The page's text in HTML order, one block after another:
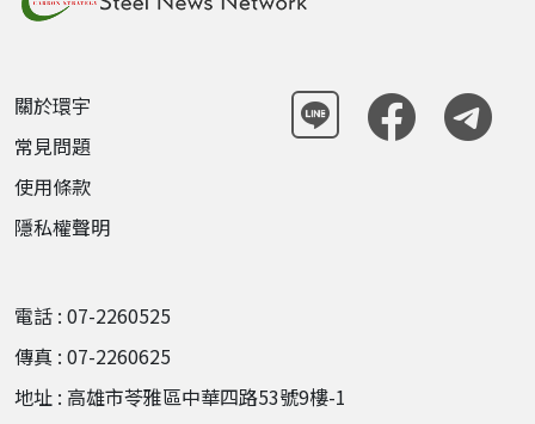
關於環宇
常見問題
使用條款
隱私權聲明
電話 : 07-2260525
傳真 : 07-2260625
地址 : 高雄市苓雅區中華四路53號9樓-1